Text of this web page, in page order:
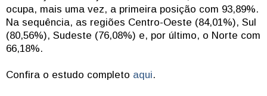
ocupa, mais uma vez, a primeira posição com 93,89%.
Na sequência, as regiões Centro-Oeste (84,01%), Sul
(80,56%), Sudeste (76,08%) e, por último, o Norte com
66,18%.
Confira o estudo completo aqui.